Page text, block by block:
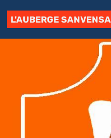
L'AUBERGE SANVENSA